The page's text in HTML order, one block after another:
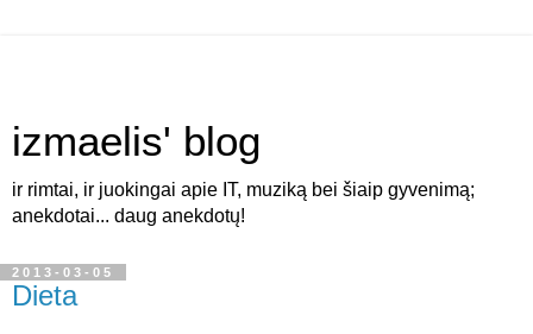
izmaelis' blog
ir rimtai, ir juokingai apie IT, muziką bei šiaip gyvenimą;
anekdotai... daug anekdotų!
2013-03-05
Dieta